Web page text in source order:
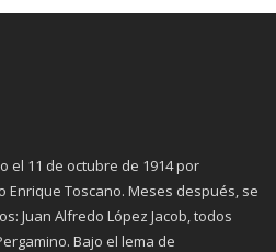
el 11 de octubre de 1914 por
Enrique Toscano. Meses después, se
Juan Alfredo López Jacob, todos
Bajo el lema de